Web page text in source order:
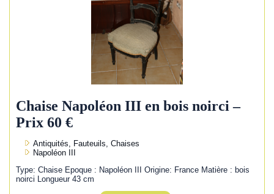
Chaise Napoléon III en bois noirci –
Prix 60 €
Antiquités, Fauteuils, Chaises
Napoléon III
Type: Chaise Epoque : Napoléon III Origine: France Matière : bois
noirci Longueur 43 cm